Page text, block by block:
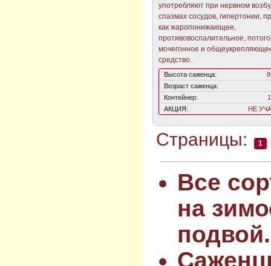
употребляют при нервном
спазмах сосудов, гипертонии,
как жаропонижающее,
противовоспалительное,
мочегонное и
средство.
Высота саженца:
Возраст саженца:
Контейнер:
АКЦИЯ:
НЕ
Страницы: 1
Все
на
подвой.